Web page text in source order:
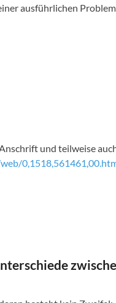
ausführlichen
und teilweise